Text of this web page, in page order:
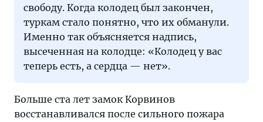
свободу. Когда колодец был закончен,
туркам стало понятно, что их обманули.
Именно так объясняется надпись,
высеченная на колодце: «Колодец у вас
теперь есть, а сердца — нет».
Больше ста лет замок Корвинов
восстанавливался после сильного пожара